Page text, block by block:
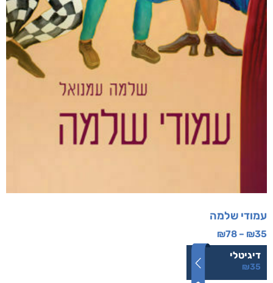
עמודי שלמה
₪35
–
₪78
דיגיטלי
₪35